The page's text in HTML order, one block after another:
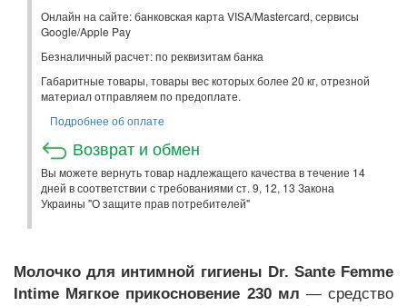
Онлайн на сайте: банковская карта VISA/Mastercard, сервисы
Google/Apple Pay
Безналичный расчет: по реквизитам банка
Габаритные товары, товары вес которых более 20 кг, отрезной
материал отправляем по предоплате.
Подробнее об оплате
Возврат и обмен
Вы можете вернуть товар надлежащего качества в течение 14
дней в соответствии с требованиями ст. 9, 12, 13 Закона
Украины "О защите прав потребителей"
Молочко для интимной гигиены Dr. Sante Femme
Intime Мягкое прикосновение 230 мл — средство